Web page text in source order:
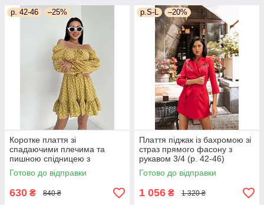
р. 42-46 –25%
Коротке плаття зі
спадаючими плечима та
пишною спідницею з
воланом (р. 42-46)
66py5272Qr
Готово до відправки
630 ₴ 840 ₴
р.S-L –20%
Плаття піджак із бахромою зі
страз прямого фасону з
рукавом 3/4 (р. 42-46)
66py2050Qr
Готово до відправки
1 056 ₴ 1 320 ₴